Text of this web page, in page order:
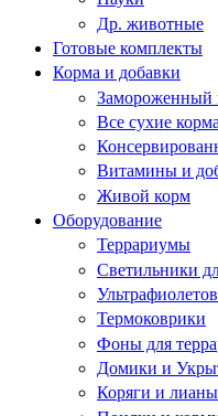
Др. животные
Готовые комплекты
Корма и добавки
Замороженный
Все сухие корма
Витамины и
Живой корм
Оборудование
Террариумы
Светильники
Термоковрики
Фоны для
Домики и
Коряги и лианы